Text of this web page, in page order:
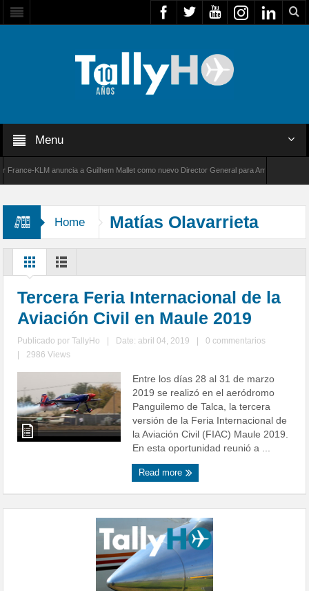
Menu
KLM anuncia a Guilhem Mallet como nuevo Director General para América Latina
Home Matías Olavarrieta
Tercera Feria Internacional de la
Aviación Civil en Maule 2019
Publicado porTallyHo Date: abril 04, 2019
0 commentarios
2986 Views
Entre los días 28 al 31 de marzo
2019 se realizó en el aeródromo
Panguilemo de Talca, la tercera
versión de la Feria Internacional de
la Aviación Civil (FIAC) Maule 2019.
En esta oportunidad reunió a ...
Read more